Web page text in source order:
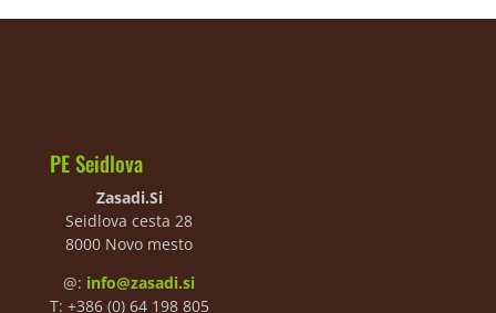
PE Seidlova
Zasadi.Si
Seidlova cesta 28
8000 Novo mesto
@: info@zasadi.si
T: +386 (0) 64 198 805